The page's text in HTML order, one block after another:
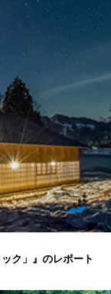
ク」』のレポート